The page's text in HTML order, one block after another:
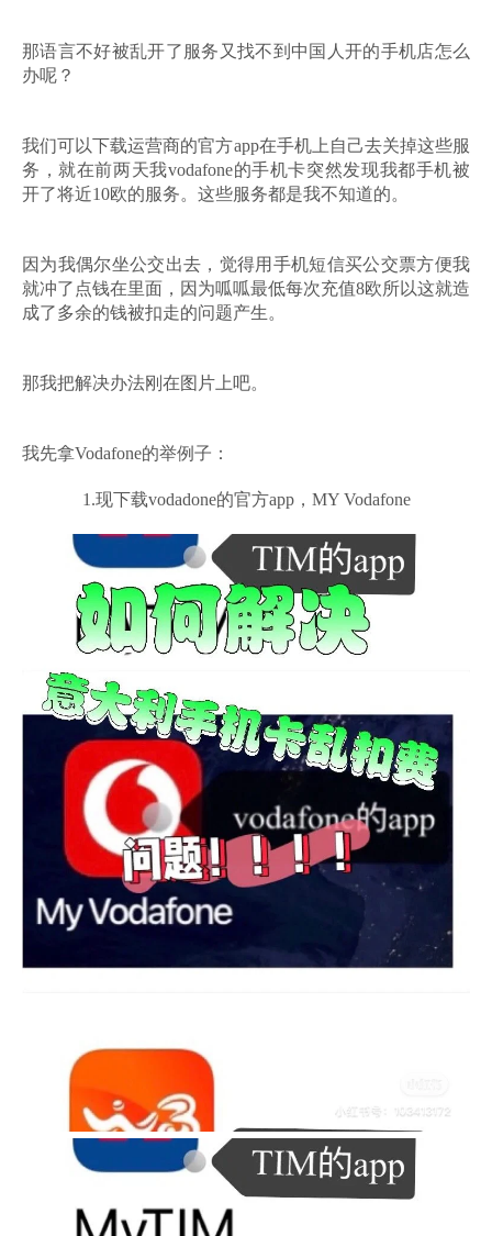
那语言不好被乱开了服务又找不到中国人开的手机店怎么
办呢？
我们可以下载运营商的官方app在手机上自己去关掉这些服
务，就在前两天我vodafone的手机卡突然发现我都手机被
开了将近10欧的服务。这些服务都是我不知道的。
因为我偶尔坐公交出去，觉得用手机短信买公交票方便我
就冲了点钱在里面，因为呱呱最低每次充值8欧所以这就造
成了多余的钱被扣走的问题产生。
那我把解决办法刚在图片上吧。
我先拿Vodafone的举例子：
1.现下载vodadone的官方app，MY Vodafone